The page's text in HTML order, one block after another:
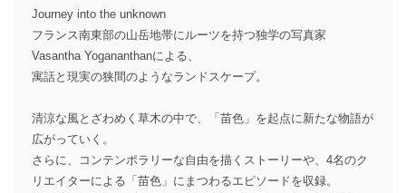
Journey into the unknown
フランス南東部の山岳地帯にルーツを持つ独学の写真家
Vasantha Yogananthanによる、
寓話と現実の狭間のようなランドスケープ。
清涼な風とざわめく草木の中で、「苗色」を起点に新たな物語が
広がっていく。
さらに、コンテンポラリーな自由を描くストーリーや、4名のク
リエイターによる「苗色」にまつわるエピソードを収録。